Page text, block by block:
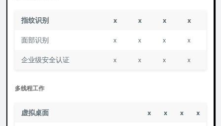
指纹识别 x x x x
面部识别 x x x x
企业级安全认证 x x x x
多线程工作
虚拟桌面 x x x x